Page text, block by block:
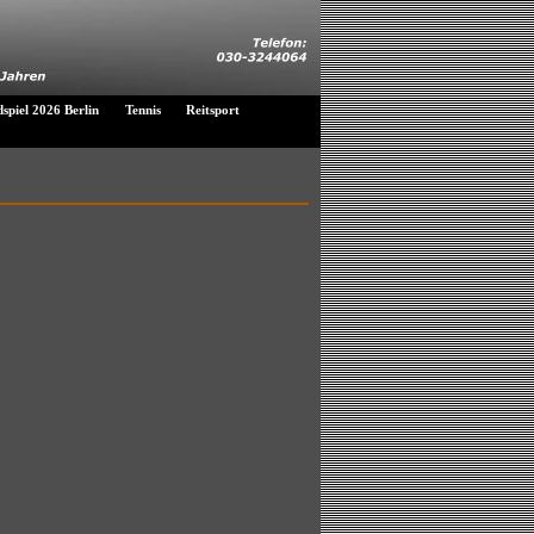
2026 Berlin Tennis
Reitsport